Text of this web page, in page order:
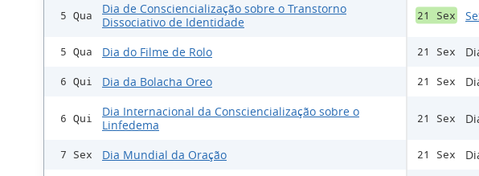
5 Qua
Dia de Consciencialização sobre o Transtorno
Dissociativo de Identidade
5 Qua Dia do Filme de Rolo
6 Qui Dia da Bolacha Oreo
6 Qui
Dia Internacional da Consciencialização sobre o
Linfedema
7 Sex Dia Mundial da Oração
21 Sex
21 Sex
21 Sex
21 Sex
21 Sex